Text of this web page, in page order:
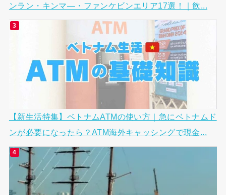
ンラン・キンマ―・ファンケビンエリア17選！｜飲...
【新生活特集】ベトナムATMの使い方｜急にベトナムド
ンが必要になったら？ATM海外キャッシングで現金...